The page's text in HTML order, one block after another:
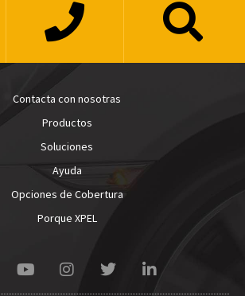
Contacta con nosotras
Productos
Soluciones
Ayuda
Opciones de Cobertura
Porque XPEL